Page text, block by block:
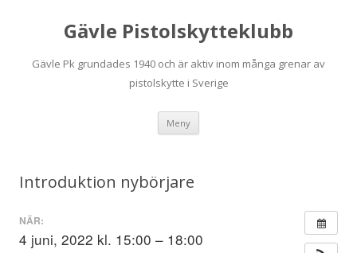
Gävle Pistolskytteklubb
Gävle Pk grundades 1940 och är aktiv inom många grenar av
pistolskytte i Sverige
Meny
Introduktion nybörjare
NÄR:
4 juni, 2022 kl. 15:00 – 18:00